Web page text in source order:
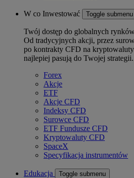
W co Inwestować Toggle submenu
Twój dostęp do globalnych
Od tradycyjnych akcji, przez
po kontrakty CFD na
najlepiej pasują do Twojej strategii.
Forex
Akcje
ETF
Akcje CFD
Indeksy CFD
Surowce CFD
ETF Fundusze CFD
Kryptowaluty CFD
SpaceX
Specyfikacja instrumentów
Edukacja Toggle submenu